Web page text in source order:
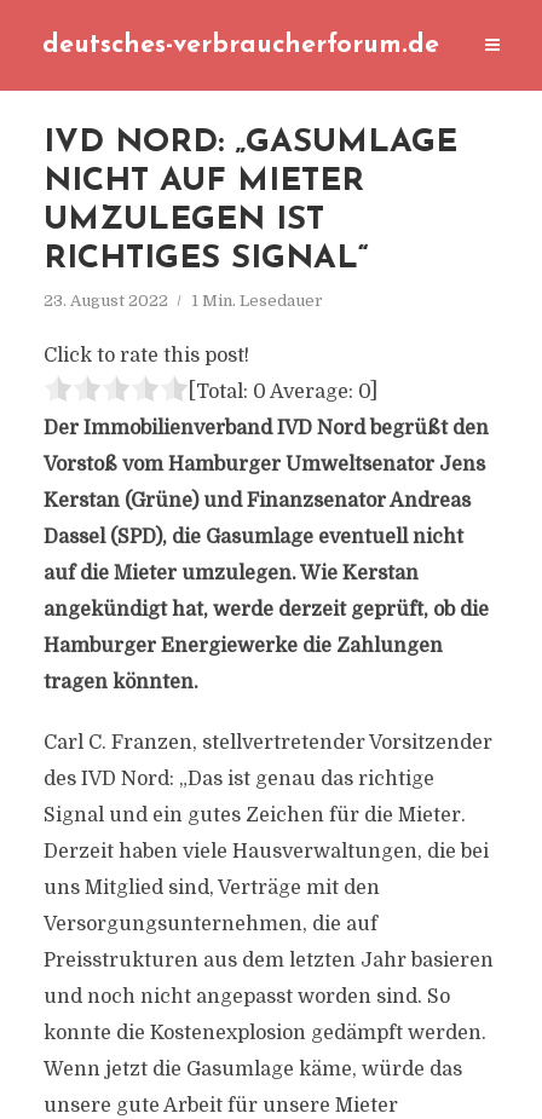
deutsches-verbraucherforum.de
IVD NORD: „GASUMLAGE
NICHT AUF MIETER
UMZULEGEN IST
RICHTIGES SIGNAL“
23. August 2022 1 Min. Lesedauer
Click to rate this post!
[Total: 0 Average: 0]
Der Immobilienverband IVD Nord begrüßt den
Vorstoß vom Hamburger Umweltsenator Jens
Kerstan (Grüne) und Finanzsenator Andreas
Dassel (SPD), die Gasumlage eventuell nicht
auf die Mieter umzulegen. Wie Kerstan
angekündigt hat, werde derzeit geprüft, ob die
Hamburger Energiewerke die Zahlungen
tragen könnten.
Carl C. Franzen, stellvertretender Vorsitzender
des IVD Nord: „Das ist genau das richtige
Signal und ein gutes Zeichen für die Mieter.
Derzeit haben viele Hausverwaltungen, die bei
uns Mitglied sind, Verträge mit den
Versorgungsunternehmen, die auf
Preisstrukturen aus dem letzten Jahr basieren
und noch nicht angepasst worden sind. So
konnte die Kostenexplosion gedämpft werden.
Wenn jetzt die Gasumlage käme, würde das
unsere gute Arbeit für unsere Mieter